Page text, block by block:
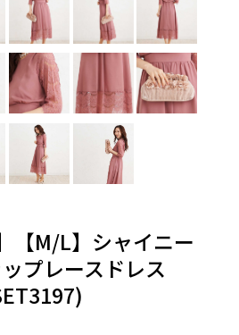
【M/L】シャイニー
プレースドレス